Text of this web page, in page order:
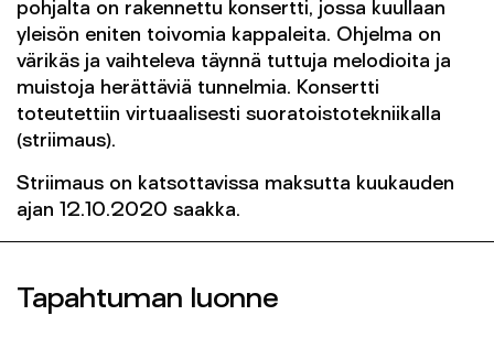
pohjalta on rakennettu konsertti, jossa kuullaan
yleisön eniten toivomia kappaleita. Ohjelma on
värikäs ja vaihteleva täynnä tuttuja melodioita ja
muistoja herättäviä tunnelmia. Konsertti
toteutettiin virtuaalisesti suoratoistotekniikalla
(striimaus).
Striimaus on katsottavissa maksutta kuukauden
ajan 12.10.2020 saakka.
Tapahtuman luonne